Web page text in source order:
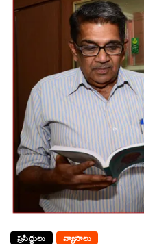
ప్రసిద్ధులు వ్యాసాలు